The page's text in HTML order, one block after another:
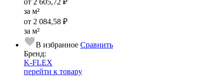
за м²
от 2 084,58 ₽
за м²
В избранное Сравнить
Бренд:
K-FLEX
перейти к товару